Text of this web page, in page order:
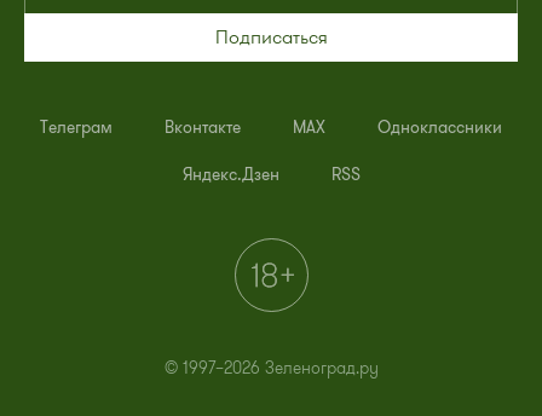
Подписаться
Телеграм Вконтакте MAX Одноклассники
Яндекс.Дзен RSS
© 1997–2026 Зеленоград.ру